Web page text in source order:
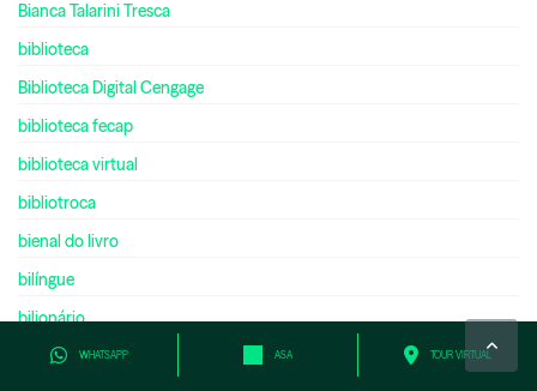
WHATSAPP ASA TOUR VIRTUAL
Bianca Talarini Tresca
biblioteca
Biblioteca Digital Cengage
biblioteca fecap
biblioteca virtual
bibliotroca
bienal do livro
bilíngue
bilionário
biologia